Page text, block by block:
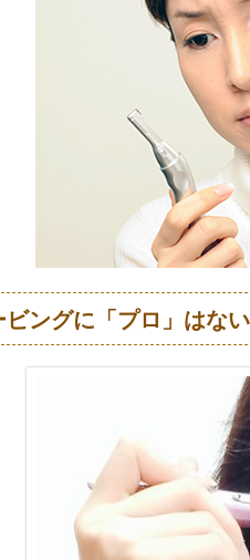
ビングに「プロ」はな